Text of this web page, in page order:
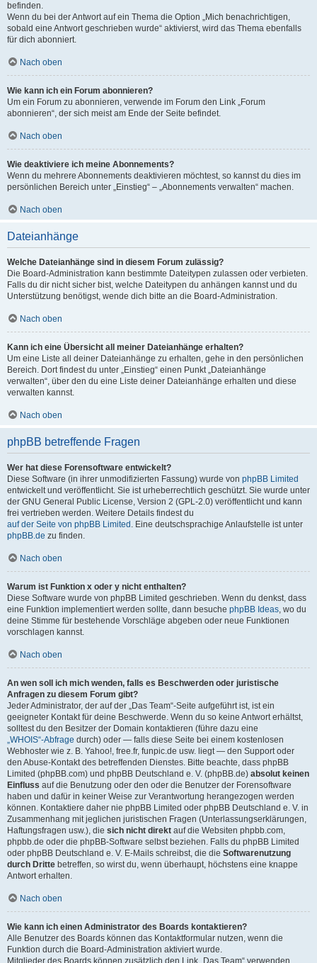
befinden.
Wenn du bei der Antwort auf ein Thema die Option „Mich benachrichtigen,
sobald eine Antwort geschrieben wurde“ aktivierst, wird das Thema ebenfalls
für dich abonniert.
Nach oben
Wie kann ich ein Forum abonnieren?
Um ein Forum zu abonnieren, verwende im Forum den Link „Forum
abonnieren“, der sich meist am Ende der Seite befindet.
Nach oben
Wie deaktiviere ich meine Abonnements?
Wenn du mehrere Abonnements deaktivieren möchtest, so kannst du dies im
persönlichen Bereich unter „Einstieg“ – „Abonnements verwalten“ machen.
Nach oben
Dateianhänge
Welche Dateianhänge sind in diesem Forum zulässig?
Die Board-Administration kann bestimmte Dateitypen zulassen oder verbieten.
Falls du dir nicht sicher bist, welche Dateitypen du anhängen kannst und du
Unterstützung benötigst, wende dich bitte an die Board-Administration.
Nach oben
Kann ich eine Übersicht all meiner Dateianhänge erhalten?
Um eine Liste all deiner Dateianhänge zu erhalten, gehe in den persönlichen
Bereich. Dort findest du unter „Einstieg“ einen Punkt „Dateianhänge
verwalten“, über den du eine Liste deiner Dateianhänge erhalten und diese
verwalten kannst.
Nach oben
phpBB betreffende Fragen
Wer hat diese Forensoftware entwickelt?
Diese Software (in ihrer unmodifizierten Fassung) wurde von phpBB Limited
entwickelt und veröffentlicht. Sie ist urheberrechtlich geschützt. Sie wurde unter
der GNU General Public License, Version 2 (GPL-2.0) veröffentlicht und kann
frei vertrieben werden. Weitere Details findest du
auf der Seite von phpBB Limited . Eine deutschsprachige Anlaufstelle ist unter
phpBB.de zu finden.
Nach oben
Warum ist Funktion x oder y nicht enthalten?
Diese Software wurde von phpBB Limited geschrieben. Wenn du denkst, dass
eine Funktion implementiert werden sollte, dann besuche phpBB Ideas, wo du
deine Stimme für bestehende Vorschläge abgeben oder neue Funktionen
vorschlagen kannst.
Nach oben
An wen soll ich mich wenden, falls es Beschwerden oder juristische
Anfragen zu diesem Forum gibt?
Jeder Administrator, der auf der „Das Team“-Seite aufgeführt ist, ist ein
geeigneter Kontakt für deine Beschwerde. Wenn du so keine Antwort erhältst,
solltest du den Besitzer der Domain kontaktieren (führe dazu eine
„WHOIS“-Abfrage durch) oder — falls diese Seite bei einem kostenlosen
Webhoster wie z. B. Yahoo!, free.fr, funpic.de usw. liegt — den Support oder
den Abuse-Kontakt des betreffenden Dienstes. Bitte beachte, dass phpBB
Limited (phpBB.com) und phpBB Deutschland e. V. (phpBB.de) absolut keinen
Einfluss auf die Benutzung oder den oder die Benutzer der Forensoftware
haben und dafür in keiner Weise zur Verantwortung herangezogen werden
können. Kontaktiere daher nie phpBB Limited oder phpBB Deutschland e. V. in
Zusammenhang mit jeglichen juristischen Fragen (Unterlassungserklärungen,
Haftungsfragen usw.), die sich nicht direkt auf die Websiten phpbb.com,
phpbb.de oder die phpBB-Software selbst beziehen. Falls du phpBB Limited
oder phpBB Deutschland e. V. E-Mails schreibst, die die Softwarenutzung
durch Dritte betreffen, so wirst du, wenn überhaupt, höchstens eine knappe
Antwort erhalten.
Nach oben
Wie kann ich einen Administrator des Boards kontaktieren?
Alle Benutzer des Boards können das Kontaktformular nutzen, wenn die
Funktion durch die Board-Administration aktiviert wurde.
Mitglieder des Boards können zusätzlich den Link „Das Team“ verwenden.